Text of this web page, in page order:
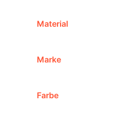
Material
Marke
Farbe